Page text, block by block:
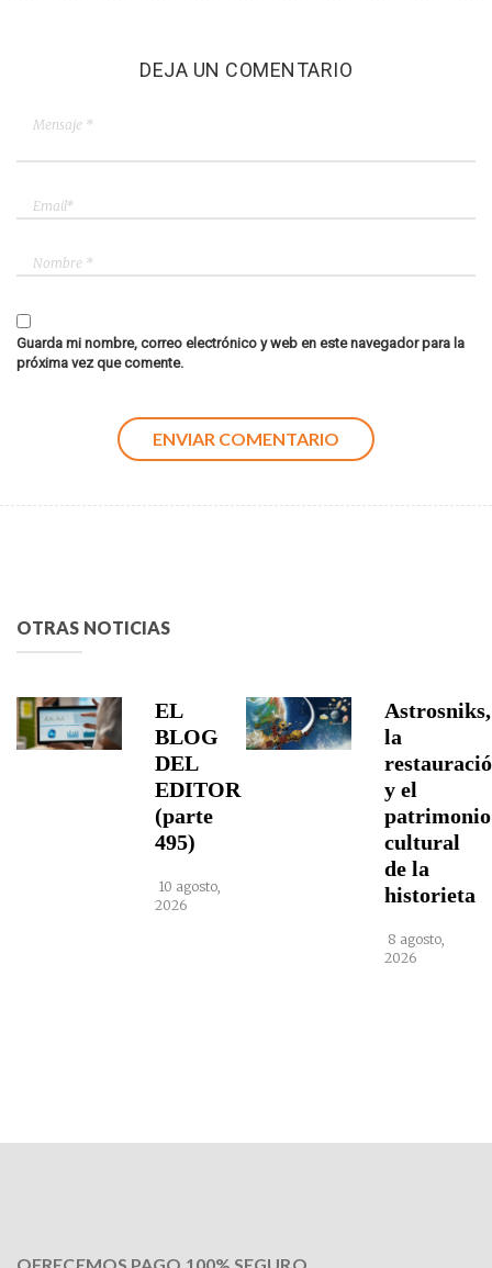
DEJA UN COMENTARIO
Guarda mi nombre, correo electrónico y web en este navegador para la
próxima vez que comente.
OTRAS NOTICIAS
EL
BLOG
DEL
EDITOR
(parte
495)
10 agosto,
2026
Astrosniks,
la
y el
patrimonio
cultural
de la
historieta
8 agosto,
2026